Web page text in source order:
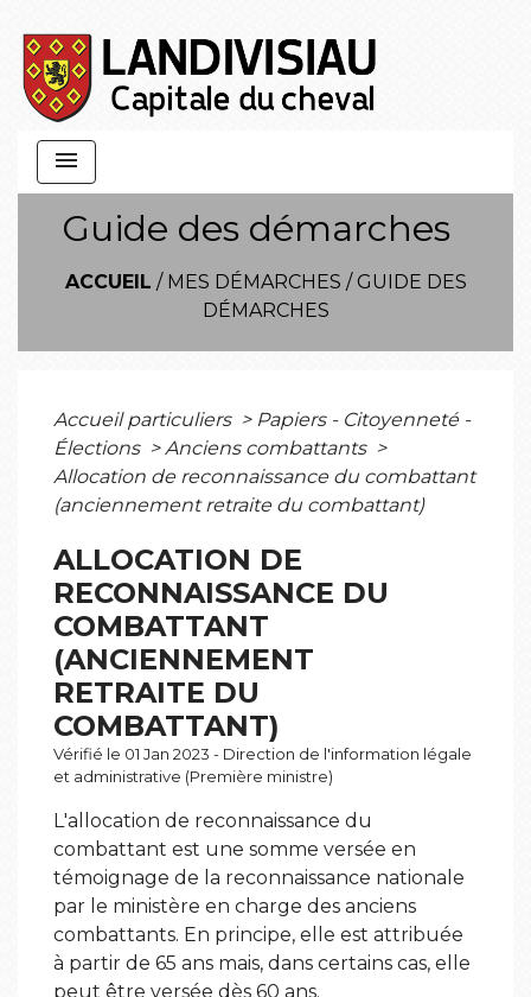
menu
Guide des démarches
ACCUEIL / MES DÉMARCHES / GUIDE DES
DÉMARCHES
Accueil particuliers > Papiers - Citoyenneté -
Élections > Anciens combattants >
Allocation de reconnaissance du combattant
(anciennement retraite du combattant)
ALLOCATION DE
RECONNAISSANCE DU
COMBATTANT
(ANCIENNEMENT
RETRAITE DU
COMBATTANT)
Vérifié le 01 Jan 2023 - Direction de l'information légale
et administrative (Première ministre)
L'allocation de reconnaissance du
combattant est une somme versée en
témoignage de la reconnaissance nationale
par le ministère en charge des anciens
combattants. En principe, elle est attribuée
à partir de 65 ans mais, dans certains cas, elle
peut être versée dès 60 ans.